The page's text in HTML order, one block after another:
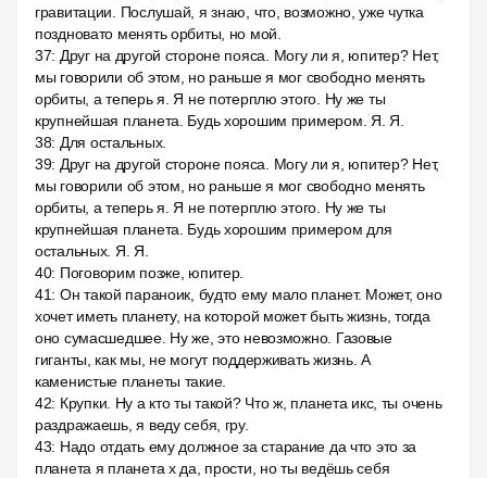
гравитации. Послушай, я знаю, что, возможно, уже чутка
поздновато менять орбиты, но мой.
37: Друг на другой стороне пояса. Могу ли я, юпитер? Нет,
мы говорили об этом, но раньше я мог свободно менять
орбиты, а теперь я. Я не потерплю этого. Ну же ты
крупнейшая планета. Будь хорошим примером. Я. Я.
38: Для остальных.
39: Друг на другой стороне пояса. Могу ли я, юпитер? Нет,
мы говорили об этом, но раньше я мог свободно менять
орбиты, а теперь я. Я не потерплю этого. Ну же ты
крупнейшая планета. Будь хорошим примером для
остальных. Я. Я.
40: Поговорим позже, юпитер.
41: Он такой параноик, будто ему мало планет. Может, оно
хочет иметь планету, на которой может быть жизнь, тогда
оно сумасшедшее. Ну же, это невозможно. Газовые
гиганты, как мы, не могут поддерживать жизнь. А
каменистые планеты такие.
42: Крупки. Ну а кто ты такой? Что ж, планета икс, ты очень
раздражаешь, я веду себя, гру.
43: Надо отдать ему должное за старание да что это за
планета я планета x да, прости, но ты ведёшь себя